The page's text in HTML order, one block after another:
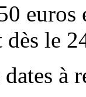
euros
dès le
à